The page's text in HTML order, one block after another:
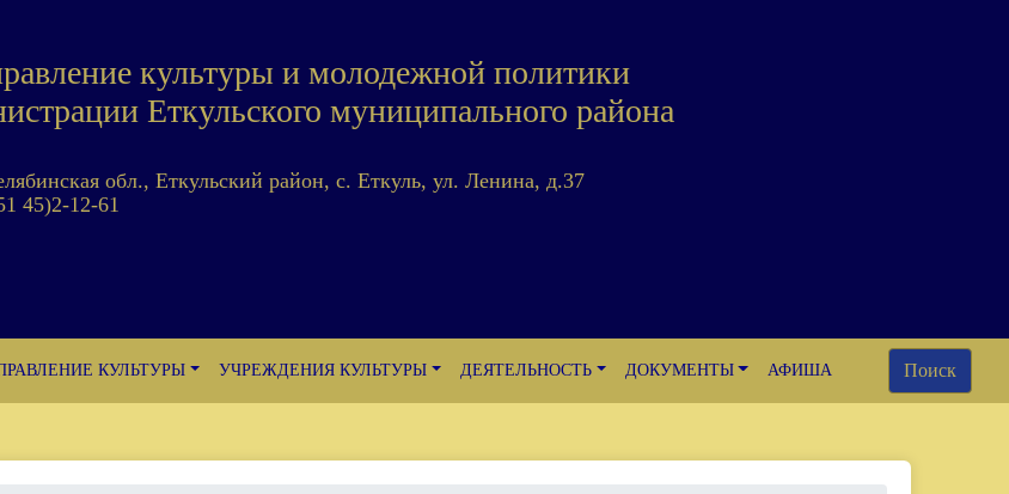
культуры и молодежной политики
Еткульского муниципального района
обл., Еткульский район, с. Еткуль, ул. Ленина, д.37
45)2-12-61
КУЛЬТУРЫ УЧРЕЖДЕНИЯ КУЛЬТУРЫ ДЕЯТЕЛЬНОСТЬ ДОКУМЕНТЫ АФИША Поиск